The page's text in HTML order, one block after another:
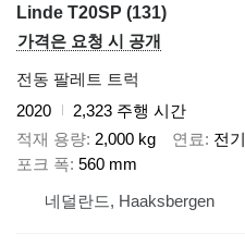
Linde T20SP (131)
가격은 요청 시 공개
전동 팔레트 트럭
2020
2,323 주행 시간
적재 용량 2,000 kg 연료 전기
포크 폭 560 mm
네덜란드, Haaksbergen